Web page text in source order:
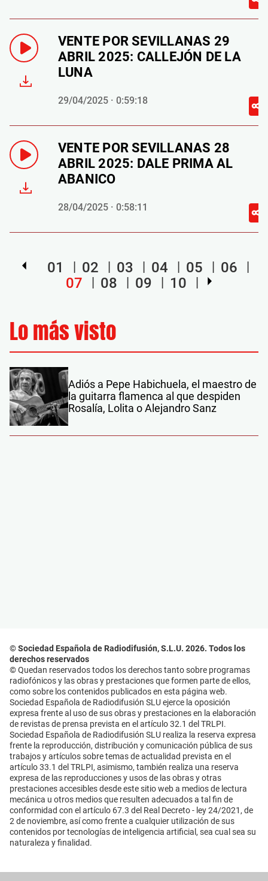
VENTE POR SEVILLANAS 29
ABRIL 2025: CALLEJÓN DE LA
LUNA
29/04/2025 · 0:59:18
VENTE POR SEVILLANAS 28
ABRIL 2025: DALE PRIMA AL
ABANICO
28/04/2025 · 0:58:11
01 02 03 04 05
06
07
08 09 10
Lo más visto
Adiós a Pepe Habichuela, el maestro de
la guitarra flamenca al que despiden
Rosalía, Lolita o Alejandro Sanz
© Sociedad Española de Radiodifusión, S.L.U. 2026. Todos los
derechos reservados
© Quedan reservados todos los derechos tanto sobre programas
radiofónicos y las obras y prestaciones que formen parte de ellos,
como sobre los contenidos publicados en esta página web.
Sociedad Española de Radiodifusión SLU ejerce la oposición
expresa frente al uso de sus obras y prestaciones en la elaboración
de revistas de prensa prevista en el artículo 32.1 del TRLPI.
Sociedad Española de Radiodifusión SLU realiza la reserva expresa
frente la reproducción, distribución y comunicación pública de sus
trabajos y artículos sobre temas de actualidad prevista en el
artículo 33.1 del TRLPI, asimismo, también realiza una reserva
expresa de las reproducciones y usos de las obras y otras
prestaciones accesibles desde este sitio web a medios de lectura
mecánica u otros medios que resulten adecuados a tal fin de
conformidad con el artículo 67.3 del Real Decreto - ley 24/2021, de
2 de noviembre, así como frente a cualquier utilización de sus
contenidos por tecnologías de inteligencia artificial, sea cual sea su
naturaleza y finalidad.